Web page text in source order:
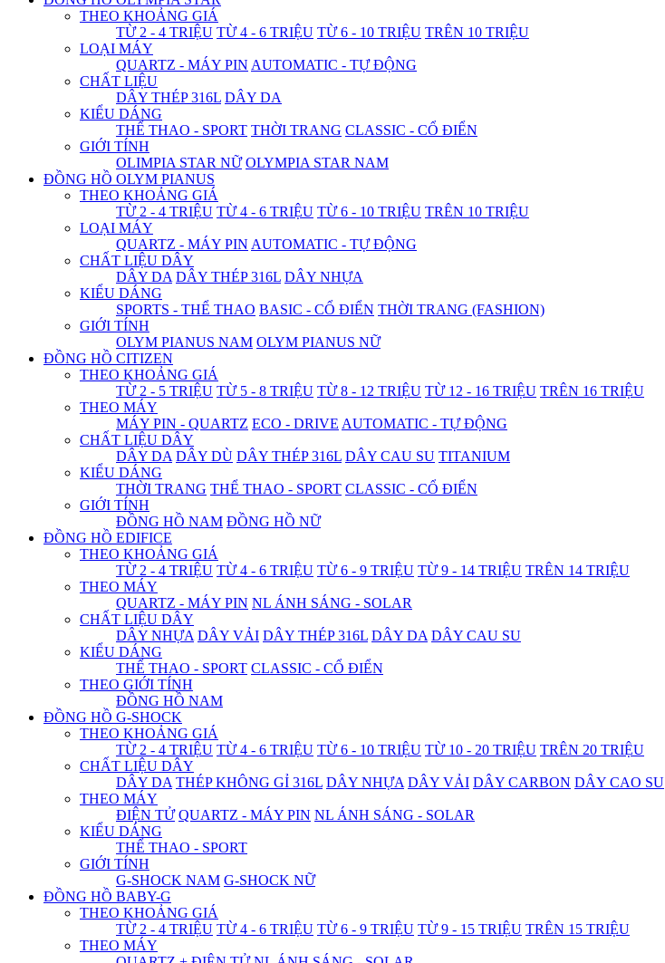
THEO KHOẢNG GIÁ
TỪ 2 - 4 TRIỆU TỪ 4 - 6 TRIỆU TỪ 6 - 10 TRIỆU TRÊN 10 TRIỆU
LOẠI MÁY
QUARTZ - MÁY PIN AUTOMATIC - TỰ ĐỘNG
CHẤT LIỆU
DÂY THÉP 316L DÂY DA
KIỂU DÁNG
THỂ THAO - SPORT THỜI TRANG CLASSIC - CỔ ĐIỂN
GIỚI TÍNH
OLIMPIA STAR NỮ OLYMPIA STAR NAM
ĐỒNG HỒ OLYM PIANUS
THEO KHOẢNG GIÁ
TỪ 2 - 4 TRIỆU TỪ 4 - 6 TRIỆU TỪ 6 - 10 TRIỆU TRÊN 10 TRIỆU
LOẠI MÁY
QUARTZ - MÁY PIN AUTOMATIC - TỰ ĐỘNG
CHẤT LIỆU DÂY
DÂY DA DÂY THÉP 316L DÂY NHỰA
KIỂU DÁNG
SPORTS - THỂ THAO BASIC - CỔ ĐIỂN THỜI TRANG (FASHION)
GIỚI TÍNH
OLYM PIANUS NAM OLYM PIANUS NỮ
ĐỒNG HỒ CITIZEN
THEO KHOẢNG GIÁ
TỪ 2 - 5 TRIỆU TỪ 5 - 8 TRIỆU TỪ 8 - 12 TRIỆU TỪ 12 - 16 TRIỆU TRÊN 16 TRIỆU
THEO MÁY
MÁY PIN - QUARTZ ECO - DRIVE AUTOMATIC - TỰ ĐỘNG
CHẤT LIỆU DÂY
DÂY DA DÂY DÙ DÂY THÉP 316L DÂY CAU SU TITANIUM
KIỂU DÁNG
THỜI TRANG THỂ THAO - SPORT CLASSIC - CỔ ĐIỂN
GIỚI TÍNH
ĐỒNG HỒ NAM ĐỒNG HỒ NỮ
ĐỒNG HỒ EDIFICE
THEO KHOẢNG GIÁ
TỪ 2 - 4 TRIỆU TỪ 4 - 6 TRIỆU TỪ 6 - 9 TRIỆU TỪ 9 - 14 TRIỆU TRÊN 14 TRIỆU
THEO MÁY
QUARTZ - MÁY PIN NL ÁNH SÁNG - SOLAR
CHẤT LIỆU DÂY
DÂY NHỰA DÂY VẢI DÂY THÉP 316L DÂY DA DÂY CAU SU
KIỂU DÁNG
THỂ THAO - SPORT CLASSIC - CỔ ĐIỂN
THEO GIỚI TÍNH
ĐỒNG HỒ NAM
ĐỒNG HỒ G-SHOCK
THEO KHOẢNG GIÁ
TỪ 2 - 4 TRIỆU TỪ 4 - 6 TRIỆU TỪ 6 - 10 TRIỆU TỪ 10 - 20 TRIỆU TRÊN 20 TRIỆU
CHẤT LIỆU DÂY
DÂY DA THÉP KHÔNG GỈ 316L DÂY NHỰA DÂY VẢI DÂY CARBON DÂY CAO SU
THEO MÁY
ĐIỆN TỬ QUARTZ - MÁY PIN NL ÁNH SÁNG - SOLAR
KIỂU DÁNG
THỂ THAO - SPORT
GIỚI TÍNH
G-SHOCK NAM G-SHOCK NỮ
ĐỒNG HỒ BABY-G
THEO KHOẢNG GIÁ
TỪ 2 - 4 TRIỆU TỪ 4 - 6 TRIỆU TỪ 6 - 9 TRIỆU TỪ 9 - 15 TRIỆU TRÊN 15 TRIỆU
THEO MÁY